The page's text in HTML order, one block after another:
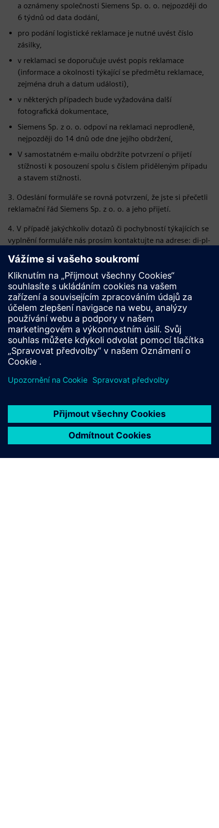
a oznámeny společnosti Siemens Sp. o. o. nejpozději do
6 týdnů od data dodání,
pro podání logistické reklamace je nutné uvést číslo
zásilky,
v reklamaci se doporučuje uvést popis reklamace
(informace a okolnosti týkající se předmětu reklamace,
zejména druh a datum události),
v některých případech bude vyžadována další
fotografická dokumentace,
Siemens Sp. z o. o. odpoví na reklamaci neprodleně,
nejpozději do 14 dnů ode dne jejího obdržení,
V samostatném e-mailu obdržíte potvrzení o přijetí
stížnosti k posouzení spolu s číslem přiděleným případu
a stavem stížnosti.
3. Odeslání formuláře se rovná potvrzení, že jste si přečetli
reklamační řád Siemens Sp. z o. o. a jeho přijetí.
4. V případě jakýchkoliv dotazů či pochybností týkajících se
vyplnění formuláře nás prosím kontaktujte na adrese: di-pl-
zaměstnance oddělení logistiky.
5. V případě reklamace kvality (výměna/oprava), odešlete
reklamaci prostřednictvím online formuláře dostupného na
adrese:https://www.siemens.com/pl-
pl/contact/poland/quality-complaint/a postupujte podle
následujících pokynů obdržených z našich webových
stránek.